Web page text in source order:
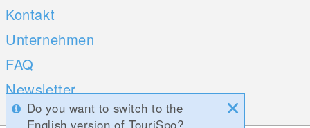
Kontakt
Unternehmen
FAQ
Newsletter
Umfragen
Do you want to switch to the
English version of TouriSpo?